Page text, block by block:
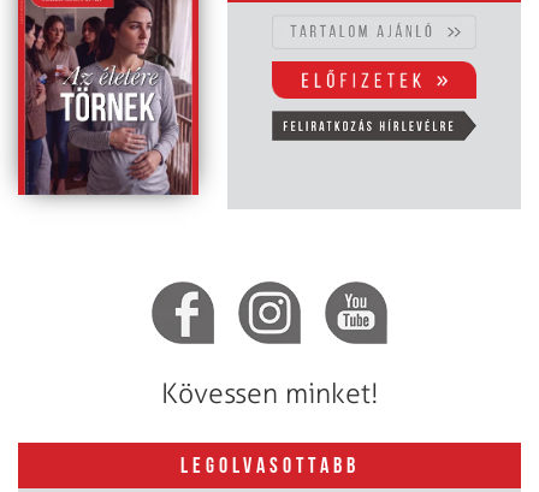
Kövessen minket!
LEGOLVASOTTABB